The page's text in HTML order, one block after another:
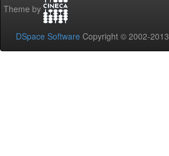
Theme by
DSpace Software Copyright © 2002-2013